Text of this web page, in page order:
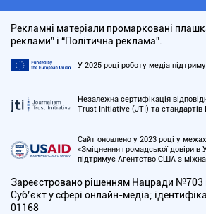
Рекламні матеріали промарковані
реклами” і “Політична реклама”.
У 2025 році роботу медіа
Незалежна сертифікація
Trust Initiative (JTI) та стандартів
Сайт оновлено у 2023 році у
«Зміцнення громадської довіри в
підтримує Агентство США з
Зареєстровано рішенням Нацради №703
Cуб’єкт у сфері онлайн-медіа;
01168